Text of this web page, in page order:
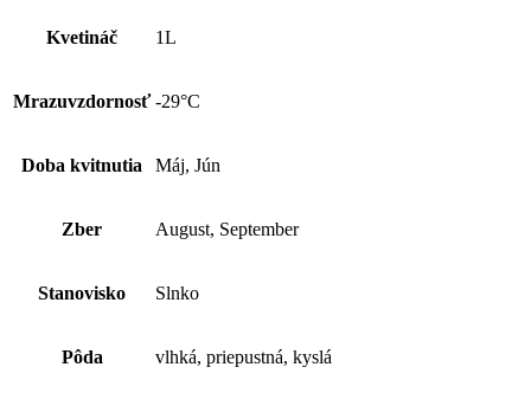
Kvetináč 1L
Mrazuvzdornosť -29°C
Doba kvitnutia Máj, Jún
Zber August, September
Stanovisko Slnko
Pôda vlhká, priepustná, kyslá